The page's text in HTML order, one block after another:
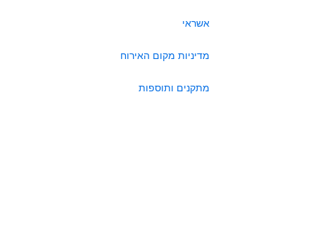
אשראי
מדיניות מקום האירוח
מתקנים ותוספות